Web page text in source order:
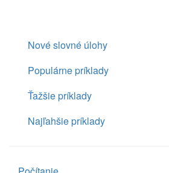
Nové slovné úlohy
Populárne príklady
Ťažšie príklady
Najľahšie príklady